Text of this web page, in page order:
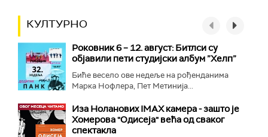
КУЛТУРНО
Роковник 6 – 12. август: Битлси су
објавили пети студијски албум ”Хелп”
Биће весело ове недеље на рођенданима
Марка Нофлера, Пет Метинија...
Иза Ноланових IMAX камера - зашто је
Хомерова "Одисеја" већа од сваког
спектакла